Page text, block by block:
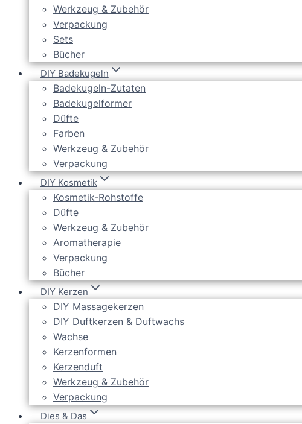
Werkzeug & Zubehör
Verpackung
Sets
Bücher
DIY Badekugeln
Badekugeln-Zutaten
Badekugelformer
Düfte
Farben
Werkzeug & Zubehör
Verpackung
DIY Kosmetik
Kosmetik-Rohstoffe
Düfte
Werkzeug & Zubehör
Aromatherapie
Verpackung
Bücher
DIY Kerzen
DIY Massagekerzen
DIY Duftkerzen & Duftwachs
Wachse
Kerzenformen
Kerzenduft
Werkzeug & Zubehör
Verpackung
Dies & Das